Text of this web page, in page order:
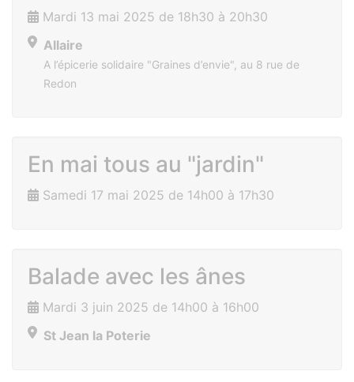
Mardi 13 mai 2025 de 18h30 à 20h30
Allaire
A l’épicerie solidaire "Graines d’envie", au 8 rue de
Redon
En mai tous au "jardin"
Samedi 17 mai 2025 de 14h00 à 17h30
Balade avec les ânes
Mardi 3 juin 2025 de 14h00 à 16h00
St Jean la Poterie